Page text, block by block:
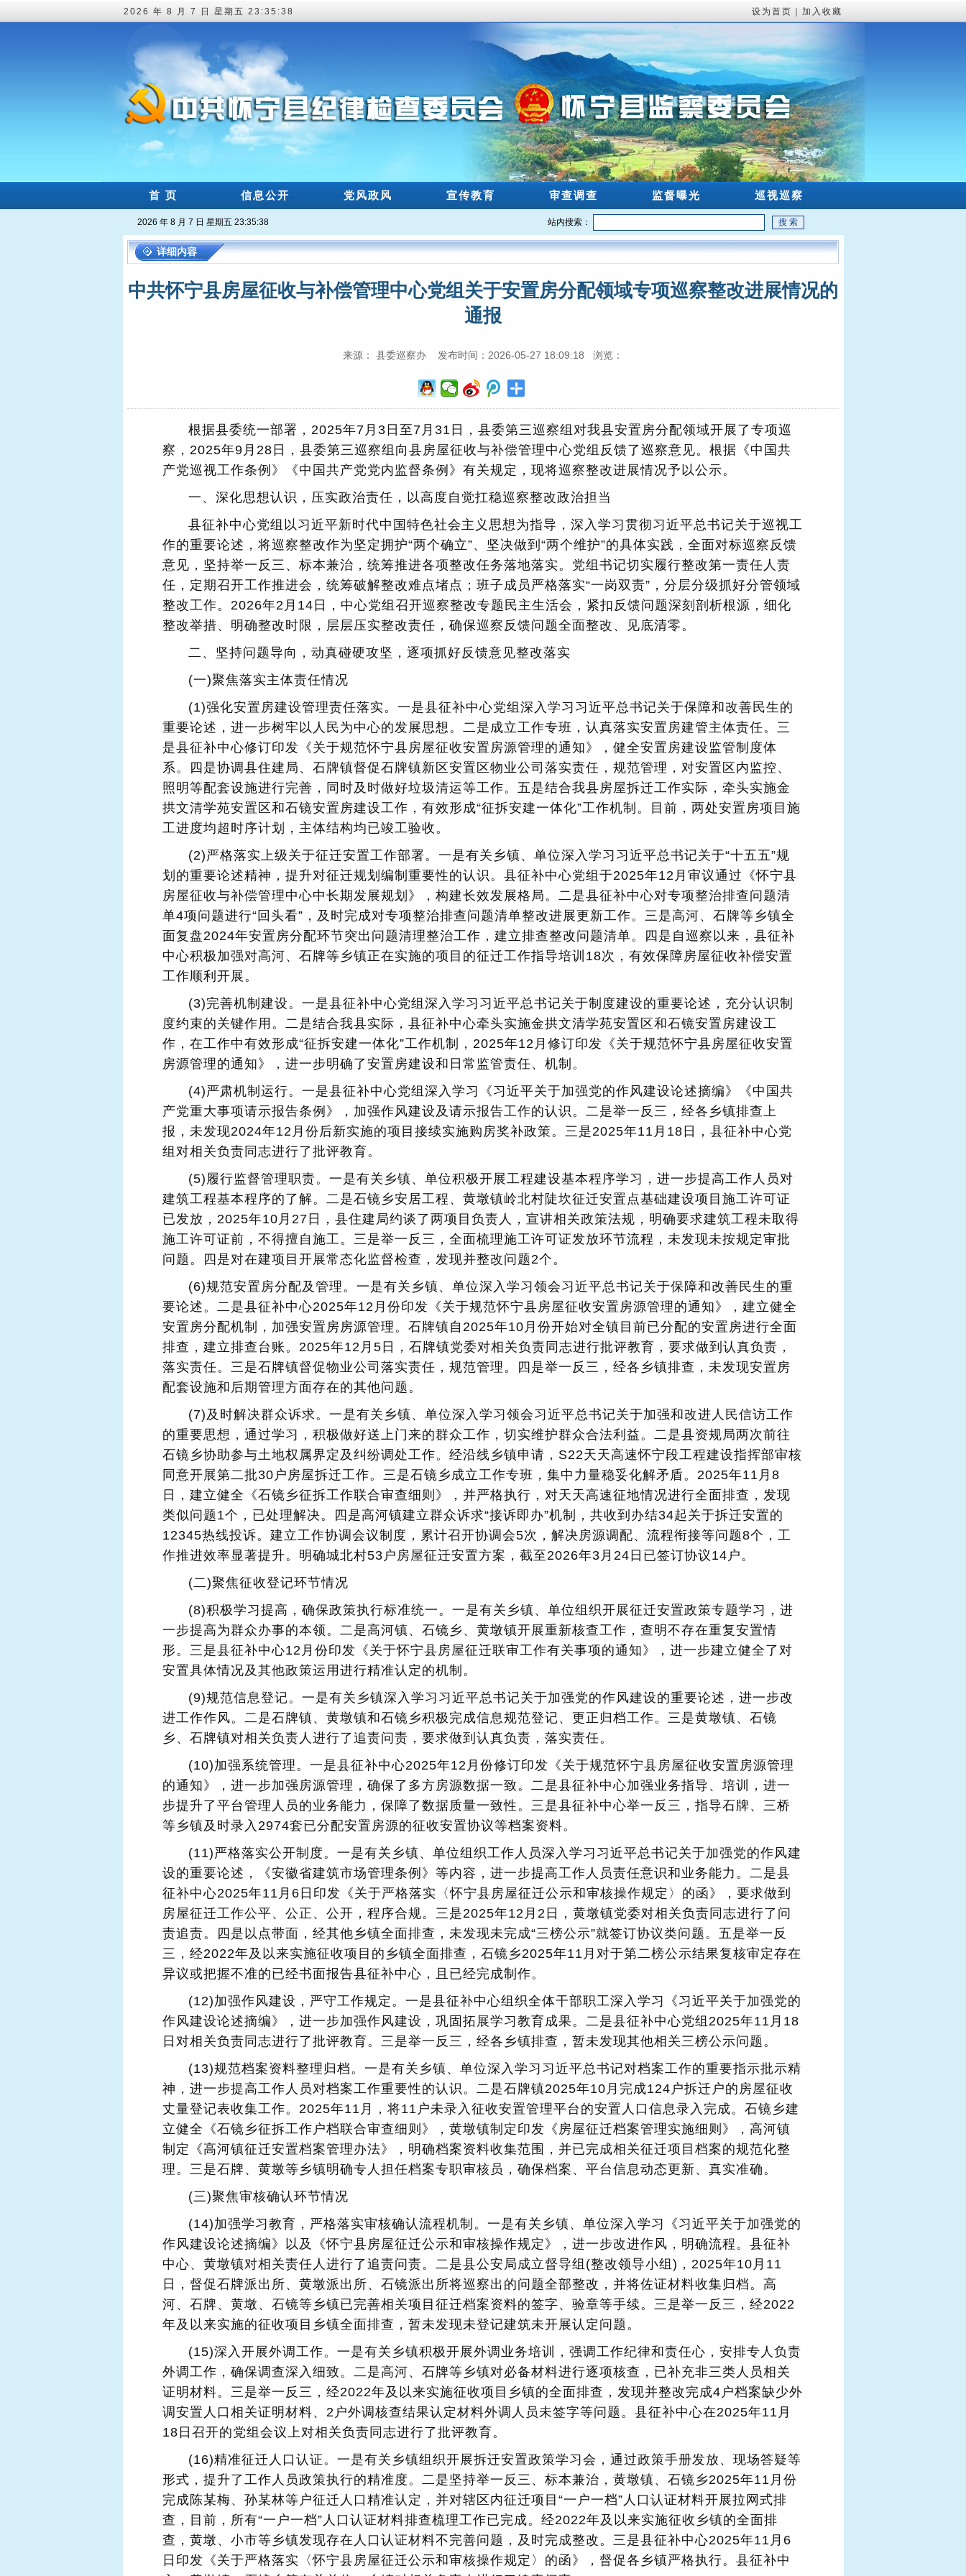
2026 年 8 月 7 日 星期五 23:35:39 设为首页 加入收藏
首 页 信息公开 党风政风 宣传教育 审查调查 监督曝光 巡视巡察
2026 年 8 月 7 日 星期五 23:35:39 站内搜索：
详细内容
中共怀宁县房屋征收与补偿管理中心党组关于安置房分配领域专项巡察整改进展情况的
通报
来源： 县委巡察办 发布时间：2026-05-27 18:09:18 浏览：
根据县委统一部署，2025年7月3日至7月31日，县委第三巡察组对我县安置房分配领域开展了专项巡
察，2025年9月28日，县委第三巡察组向县房屋征收与补偿管理中心党组反馈了巡察意见。根据《中国共
产党巡视工作条例》《中国共产党党内监督条例》有关规定，现将巡察整改进展情况予以公示。
一、深化思想认识，压实政治责任，以高度自觉扛稳巡察整改政治担当
县征补中心党组以习近平新时代中国特色社会主义思想为指导，深入学习贯彻习近平总书记关于巡视工
作的重要论述，将巡察整改作为坚定拥护“两个确立”、坚决做到“两个维护”的具体实践，全面对标巡察反馈
意见，坚持举一反三、标本兼治，统筹推进各项整改任务落地落实。党组书记切实履行整改第一责任人责
任，定期召开工作推进会，统筹破解整改难点堵点；班子成员严格落实“一岗双责”，分层分级抓好分管领域
整改工作。2026年2月14日，中心党组召开巡察整改专题民主生活会，紧扣反馈问题深刻剖析根源，细化
整改举措、明确整改时限，层层压实整改责任，确保巡察反馈问题全面整改、见底清零。
二、坚持问题导向，动真碰硬攻坚，逐项抓好反馈意见整改落实
(一)聚焦落实主体责任情况
(1)强化安置房建设管理责任落实。一是县征补中心党组深入学习习近平总书记关于保障和改善民生的
重要论述，进一步树牢以人民为中心的发展思想。二是成立工作专班，认真落实安置房建管主体责任。三
是县征补中心修订印发《关于规范怀宁县房屋征收安置房源管理的通知》，健全安置房建设监管制度体
系。四是协调县住建局、石牌镇督促石牌镇新区安置区物业公司落实责任，规范管理，对安置区内监控、
照明等配套设施进行完善，同时及时做好垃圾清运等工作。五是结合我县房屋拆迁工作实际，牵头实施金
拱文清学苑安置区和石镜安置房建设工作，有效形成“征拆安建一体化”工作机制。目前，两处安置房项目施
工进度均超时序计划，主体结构均已竣工验收。
(2)严格落实上级关于征迁安置工作部署。一是有关乡镇、单位深入学习习近平总书记关于“十五五”规
划的重要论述精神，提升对征迁规划编制重要性的认识。县征补中心党组于2025年12月审议通过《怀宁县
房屋征收与补偿管理中心中长期发展规划》，构建长效发展格局。二是县征补中心对专项整治排查问题清
单4项问题进行“回头看”，及时完成对专项整治排查问题清单整改进展更新工作。三是高河、石牌等乡镇全
面复盘2024年安置房分配环节突出问题清理整治工作，建立排查整改问题清单。四是自巡察以来，县征补
中心积极加强对高河、石牌等乡镇正在实施的项目的征迁工作指导培训18次，有效保障房屋征收补偿安置
工作顺利开展。
(3)完善机制建设。一是县征补中心党组深入学习习近平总书记关于制度建设的重要论述，充分认识制
度约束的关键作用。二是结合我县实际，县征补中心牵头实施金拱文清学苑安置区和石镜安置房建设工
作，在工作中有效形成“征拆安建一体化”工作机制，2025年12月修订印发《关于规范怀宁县房屋征收安置
房源管理的通知》，进一步明确了安置房建设和日常监管责任、机制。
(4)严肃机制运行。一是县征补中心党组深入学习《习近平关于加强党的作风建设论述摘编》《中国共
产党重大事项请示报告条例》，加强作风建设及请示报告工作的认识。二是举一反三，经各乡镇排查上
报，未发现2024年12月份后新实施的项目接续实施购房奖补政策。三是2025年11月18日，县征补中心党
组对相关负责同志进行了批评教育。
(5)履行监督管理职责。一是有关乡镇、单位积极开展工程建设基本程序学习，进一步提高工作人员对
建筑工程基本程序的了解。二是石镜乡安居工程、黄墩镇岭北村陡坎征迁安置点基础建设项目施工许可证
已发放，2025年10月27日，县住建局约谈了两项目负责人，宣讲相关政策法规，明确要求建筑工程未取得
施工许可证前，不得擅自施工。三是举一反三，全面梳理施工许可证发放环节流程，未发现未按规定审批
问题。四是对在建项目开展常态化监督检查，发现并整改问题2个。
(6)规范安置房分配及管理。一是有关乡镇、单位深入学习领会习近平总书记关于保障和改善民生的重
要论述。二是县征补中心2025年12月份印发《关于规范怀宁县房屋征收安置房源管理的通知》，建立健全
安置房分配机制，加强安置房房源管理。石牌镇自2025年10月份开始对全镇目前已分配的安置房进行全面
排查，建立排查台账。2025年12月5日，石牌镇党委对相关负责同志进行批评教育，要求做到认真负责，
落实责任。三是石牌镇督促物业公司落实责任，规范管理。四是举一反三，经各乡镇排查，未发现安置房
配套设施和后期管理方面存在的其他问题。
(7)及时解决群众诉求。一是有关乡镇、单位深入学习领会习近平总书记关于加强和改进人民信访工作
的重要思想，通过学习，积极做好送上门来的群众工作，切实维护群众合法利益。二是县资规局两次前往
石镜乡协助参与土地权属界定及纠纷调处工作。经沿线乡镇申请，S22天天高速怀宁段工程建设指挥部审核
同意开展第二批30户房屋拆迁工作。三是石镜乡成立工作专班，集中力量稳妥化解矛盾。2025年11月8
日，建立健全《石镜乡征拆工作联合审查细则》，并严格执行，对天天高速征地情况进行全面排查，发现
类似问题1个，已处理解决。四是高河镇建立群众诉求“接诉即办”机制，共收到办结34起关于拆迁安置的
12345热线投诉。建立工作协调会议制度，累计召开协调会5次，解决房源调配、流程衔接等问题8个，工
作推进效率显著提升。明确城北村53户房屋征迁安置方案，截至2026年3月24日已签订协议14户。
(二)聚焦征收登记环节情况
(8)积极学习提高，确保政策执行标准统一。一是有关乡镇、单位组织开展征迁安置政策专题学习，进
一步提高为群众办事的本领。二是高河镇、石镜乡、黄墩镇开展重新核查工作，查明不存在重复安置情
形。三是县征补中心12月份印发《关于怀宁县房屋征迁联审工作有关事项的通知》，进一步建立健全了对
安置具体情况及其他政策运用进行精准认定的机制。
(9)规范信息登记。一是有关乡镇深入学习习近平总书记关于加强党的作风建设的重要论述，进一步改
进工作作风。二是石牌镇、黄墩镇和石镜乡积极完成信息规范登记、更正归档工作。三是黄墩镇、石镜
乡、石牌镇对相关负责人进行了追责问责，要求做到认真负责，落实责任。
(10)加强系统管理。一是县征补中心2025年12月份修订印发《关于规范怀宁县房屋征收安置房源管理
的通知》，进一步加强房源管理，确保了多方房源数据一致。二是县征补中心加强业务指导、培训，进一
步提升了平台管理人员的业务能力，保障了数据质量一致性。三是县征补中心举一反三，指导石牌、三桥
等乡镇及时录入2974套已分配安置房源的征收安置协议等档案资料。
(11)严格落实公开制度。一是有关乡镇、单位组织工作人员深入学习习近平总书记关于加强党的作风建
设的重要论述，《安徽省建筑市场管理条例》等内容，进一步提高工作人员责任意识和业务能力。二是县
征补中心2025年11月6日印发《关于严格落实〈怀宁县房屋征迁公示和审核操作规定〉的函》，要求做到
房屋征迁工作公平、公正、公开，程序合规。三是2025年12月2日，黄墩镇党委对相关负责同志进行了问
责追责。四是以点带面，经其他乡镇全面排查，未发现未完成“三榜公示”就签订协议类问题。五是举一反
三，经2022年及以来实施征收项目的乡镇全面排查，石镜乡2025年11月对于第二榜公示结果复核审定存在
异议或把握不准的已经书面报告县征补中心，且已经完成制作。
(12)加强作风建设，严守工作规定。一是县征补中心组织全体干部职工深入学习《习近平关于加强党的
作风建设论述摘编》，进一步加强作风建设，巩固拓展学习教育成果。二是县征补中心党组2025年11月18
日对相关负责同志进行了批评教育。三是举一反三，经各乡镇排查，暂未发现其他相关三榜公示问题。
(13)规范档案资料整理归档。一是有关乡镇、单位深入学习习近平总书记对档案工作的重要指示批示精
神，进一步提高工作人员对档案工作重要性的认识。二是石牌镇2025年10月完成124户拆迁户的房屋征收
丈量登记表收集工作。2025年11月，将11户未录入征收安置管理平台的安置人口信息录入完成。石镜乡建
立健全《石镜乡征拆工作户档联合审查细则》，黄墩镇制定印发《房屋征迁档案管理实施细则》，高河镇
制定《高河镇征迁安置档案管理办法》，明确档案资料收集范围，并已完成相关征迁项目档案的规范化整
理。三是石牌、黄墩等乡镇明确专人担任档案专职审核员，确保档案、平台信息动态更新、真实准确。
(三)聚焦审核确认环节情况
(14)加强学习教育，严格落实审核确认流程机制。一是有关乡镇、单位深入学习《习近平关于加强党的
作风建设论述摘编》以及《怀宁县房屋征迁公示和审核操作规定》，进一步改进作风，明确流程。县征补
中心、黄墩镇对相关责任人进行了追责问责。二是县公安局成立督导组(整改领导小组)，2025年10月11
日，督促石牌派出所、黄墩派出所、石镜派出所将巡察出的问题全部整改，并将佐证材料收集归档。高
河、石牌、黄墩、石镜等乡镇已完善相关项目征迁档案资料的签字、验章等手续。三是举一反三，经2022
年及以来实施的征收项目乡镇全面排查，暂未发现未登记建筑未开展认定问题。
(15)深入开展外调工作。一是有关乡镇积极开展外调业务培训，强调工作纪律和责任心，安排专人负责
外调工作，确保调查深入细致。二是高河、石牌等乡镇对必备材料进行逐项核查，已补充非三类人员相关
证明材料。三是举一反三，经2022年及以来实施征收项目乡镇的全面排查，发现并整改完成4户档案缺少外
调安置人口相关证明材料、2户外调核查结果认定材料外调人员未签字等问题。县征补中心在2025年11月
18日召开的党组会议上对相关负责同志进行了批评教育。
(16)精准征迁人口认证。一是有关乡镇组织开展拆迁安置政策学习会，通过政策手册发放、现场答疑等
形式，提升了工作人员政策执行的精准度。二是坚持举一反三、标本兼治，黄墩镇、石镜乡2025年11月份
完成陈某梅、孙某林等户征迁人口精准认定，并对辖区内征迁项目“一户一档”人口认证材料开展拉网式排
查，目前，所有“一户一档”人口认证材料排查梳理工作已完成。经2022年及以来实施征收乡镇的全面排
查，黄墩、小市等乡镇发现存在人口认证材料不完善问题，及时完成整改。三是县征补中心2025年11月6
日印发《关于严格落实〈怀宁县房屋征迁公示和审核操作规定〉的函》，督促各乡镇严格执行。县征补中